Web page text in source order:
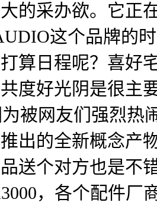
的采办欲。它正
这个品牌的
日程呢？喜好
度好光阴是很主
被网友们强烈热
出的全新概念产
个对方也是不
，各个配件厂